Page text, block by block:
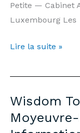
Petite — Cabinet
Luxembourg Les
Extraction
de
Moyeuvre-
Petite
Lire la suite »
Wisdom